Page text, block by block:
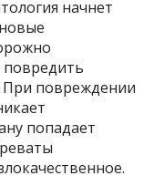
начнет
При повреждении
попадает